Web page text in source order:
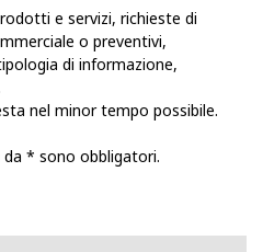
e servizi, richieste di
o preventivi,
di informazione,
nel minor tempo possibile.
* sono obbligatori.